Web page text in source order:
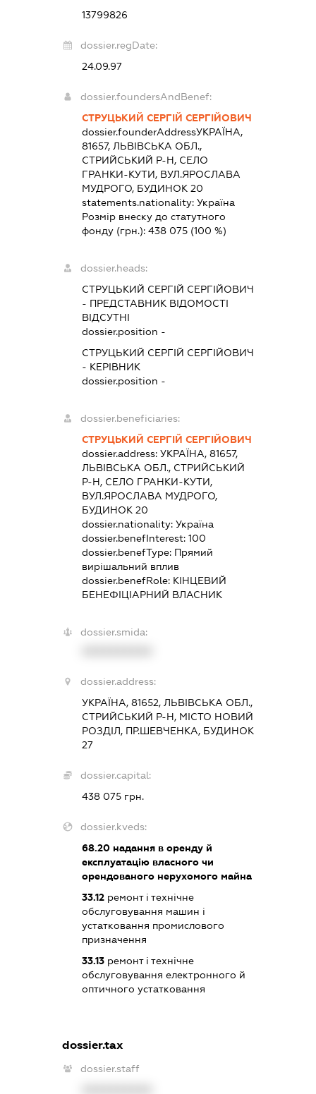
13799826
dossier.regDate:
24.09.97
dossier.foundersAndBenef:
СТРУЦЬКИЙ СЕРГІЙ СЕРГІЙОВИЧ
dossier.founderAddressУКРАЇНА,
81657, ЛЬВІВСЬКА ОБЛ.,
СТРИЙСЬКИЙ Р-Н, СЕЛО
ГРАНКИ-КУТИ, ВУЛ.ЯРОСЛАВА
МУДРОГО, БУДИНОК 20
statements.nationality: Україна
Розмір внеску до статутного
фонду (грн.): 438 075(100 %)
dossier.heads:
СТРУЦЬКИЙ СЕРГІЙ СЕРГІЙОВИЧ
- ПРЕДСТАВНИК ВІДОМОСТІ
ВІДСУТНІ
dossier.position -
СТРУЦЬКИЙ СЕРГІЙ СЕРГІЙОВИЧ
- КЕРІВНИК
dossier.position -
dossier.beneficiaries:
СТРУЦЬКИЙ СЕРГІЙ СЕРГІЙОВИЧ
dossier.address: УКРАЇНА, 81657,
ЛЬВІВСЬКА ОБЛ., СТРИЙСЬКИЙ
Р-Н, СЕЛО ГРАНКИ-КУТИ,
ВУЛ.ЯРОСЛАВА МУДРОГО,
БУДИНОК 20
dossier.nationality: Україна
dossier.benefInterest: 100
dossier.benefType: Прямий
вирішальний вплив
dossier.benefRole: КІНЦЕВИЙ
БЕНЕФІЦІАРНИЙ ВЛАСНИК
dossier.smida:
dossier.address:
УКРАЇНА, 81652, ЛЬВІВСЬКА ОБЛ.,
СТРИЙСЬКИЙ Р-Н, МІСТО НОВИЙ
РОЗДІЛ, ПР.ШЕВЧЕНКА, БУДИНОК
27
dossier.capital:
438 075 грн.
dossier.kveds:
68.20надання в оренду й
експлуатацію власного чи
орендованого нерухомого майна
33.12ремонт і технічне
обслуговування машин і
устатковання промислового
призначення
33.13ремонт і технічне
обслуговування електронного й
оптичного устатковання
dossier.tax
dossier.staff